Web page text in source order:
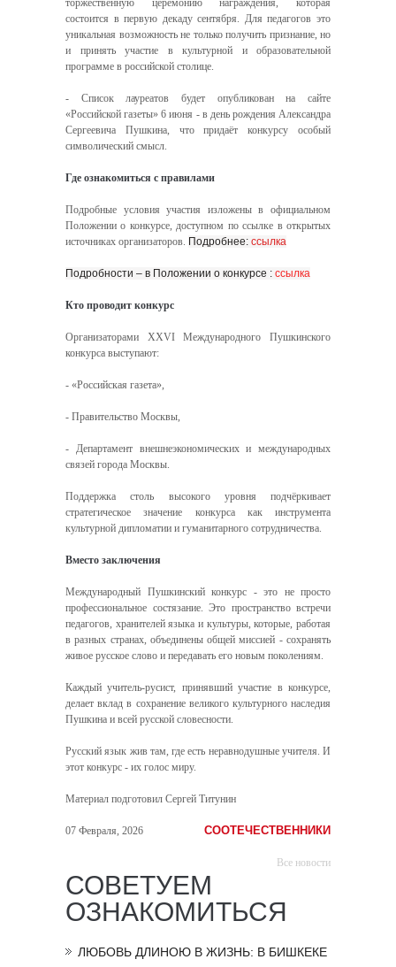
торжественную церемонию награждения, которая
состоится в первую декаду сентября. Для педагогов это
уникальная возможность не только получить признание, но
и принять участие в культурной и образовательной
программе в российской столице.
- Список лауреатов будет опубликован на сайте
«Российской газеты» 6 июня - в день рождения Александра
Сергеевича Пушкина, что придаёт конкурсу особый
символический смысл.
Где ознакомиться с правилами
Подробные условия участия изложены в официальном
Положении о конкурсе, доступном по ссылке в открытых
источниках организаторов. Подробнее: ссылка
Подробности – в Положении о конкурсе : ссылка
Кто проводит конкурс
Организаторами XXVI Международного Пушкинского
конкурса выступают:
- «Российская газета»,
- Правительство Москвы,
- Департамент внешнеэкономических и международных
связей города Москвы.
Поддержка столь высокого уровня подчёркивает
стратегическое значение конкурса как инструмента
культурной дипломатии и гуманитарного сотрудничества.
Вместо заключения
Международный Пушкинский конкурс - это не просто
профессиональное состязание. Это пространство встречи
педагогов, хранителей языка и культуры, которые, работая
в разных странах, объединены общей миссией - сохранять
живое русское слово и передавать его новым поколениям.
Каждый учитель-русист, принявший участие в конкурсе,
делает вклад в сохранение великого культурного наследия
Пушкина и всей русской словесности.
Русский язык жив там, где есть неравнодушные учителя. И
этот конкурс - их голос миру.
Материал подготовил Сергей Титунин
07 Февраля, 2026 СООТЕЧЕСТВЕННИКИ
Все новости
СОВЕТУЕМ
ОЗНАКОМИТЬСЯ
ЛЮБОВЬ ДЛИНОЮ В ЖИЗНЬ: В БИШКЕКЕ